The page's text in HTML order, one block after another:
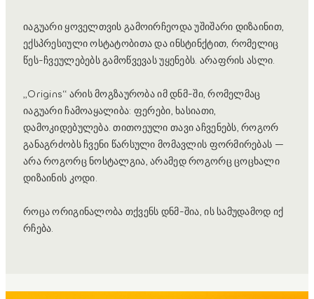
იაგუარი ყოველთვის გამოირჩეოდა უშიშარი დიზაინით,
ექსპრესიული ოსტატობითა და ინსტინქტით, რომელიც
წეს-ჩვეულებებს გამოწვევას უყენებს. არაფრის ასლი.
„Origins“ არის მოგზაურობა იმ დნმ-ში, რომელმაც
იაგუარი ჩამოაყალიბა: ფერები, ხასიათი,
დამოკიდებულება. თითოეული თავი აჩვენებს, როგორ
განაგრძობს ჩვენი წარსული მომავლის ფორმირებას —
არა როგორც ნოსტალგია, არამედ როგორც ცოცხალი
დიზაინის კოდი.
როცა ორიგინალობა თქვენს დნმ-შია, ის სამუდამოდ იქ
რჩება.